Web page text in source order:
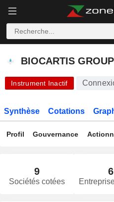
BIOCARTIS GROUP NV
BIOCARTIS
Instrument Inactif
Synthèse Cotations
Profil Gouvernance
9
Sociétés cotées
6